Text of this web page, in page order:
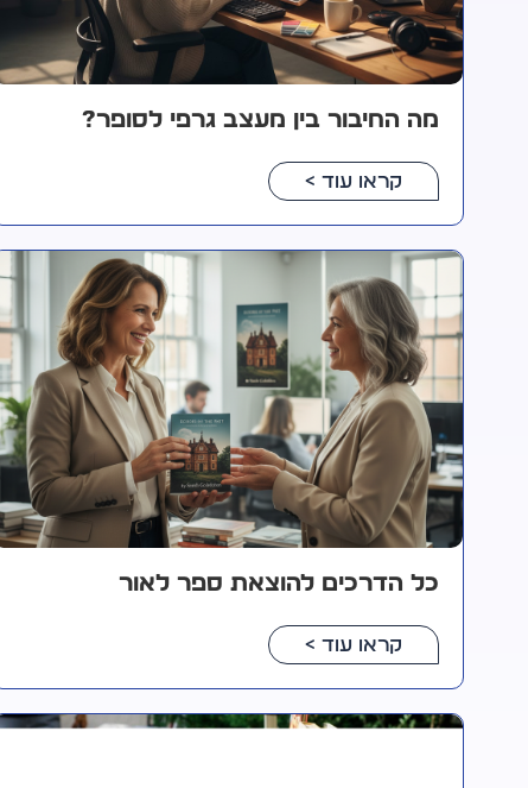
מה החיבור בין מעצב גרפי לסופר?
קראו עוד >
כל הדרכים להוצאת ספר לאור
קראו עוד >